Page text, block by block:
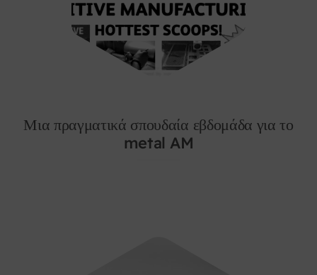
Μια πραγματικά σπουδαία εβδομάδα για το
metal AM